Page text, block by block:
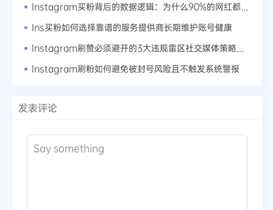
Ins买粉如何选择靠谱的服务提供商长期维护账号健康
Instagram刷粉如何避免被封号风险且不触发系统警报
发表评论